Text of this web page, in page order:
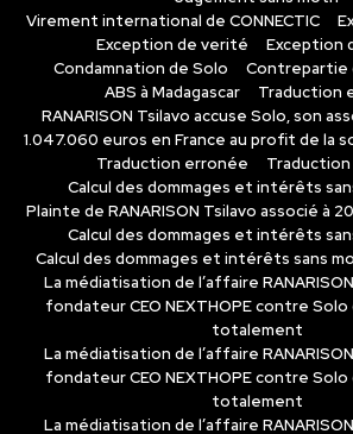
Virement international de CONNECTIC
Exception de verité
Exception
Condamnation de Solo
Contrepartie
ABS à Madagascar
Traduction
RANARISON Tsilavo accuse Solo, son
1.047.060 euros en France au profit de la
Traduction erronée
Calcul des dommages et intérêts
Plainte de RANARISON Tsilavo associé à
Calcul des dommages et intérêts
Calcul des dommages et intérêts sans
La médiatisation de l’affaire
fondateur CEO NEXTHOPE contre
totalement
La médiatisation de l’affaire
fondateur CEO NEXTHOPE contre
totalement
La médiatisation de l’affaire